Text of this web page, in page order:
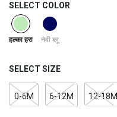
SELECT COLOR
selected
हल्का हरा नेवी ब्लू
SELECT SIZE
0-6M 6-12M 12-18M